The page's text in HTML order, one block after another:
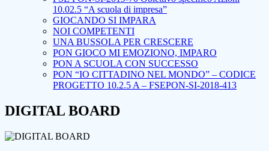
10.02.5 “A scuola di impresa”
GIOCANDO SI IMPARA
NOI COMPETENTI
UNA BUSSOLA PER CRESCERE
PON GIOCO MI EMOZIONO, IMPARO
PON A SCUOLA CON SUCCESSO
PON “IO CITTADINO NEL MONDO” – CODICE
PROGETTO 10.2.5 A – FSEPON-SI-2018-413
DIGITAL BOARD